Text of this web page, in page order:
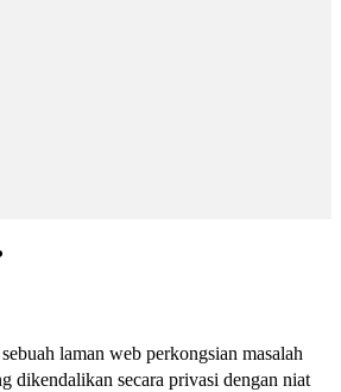
laman web perkongsian masalah
dikendalikan secara privasi dengan niat